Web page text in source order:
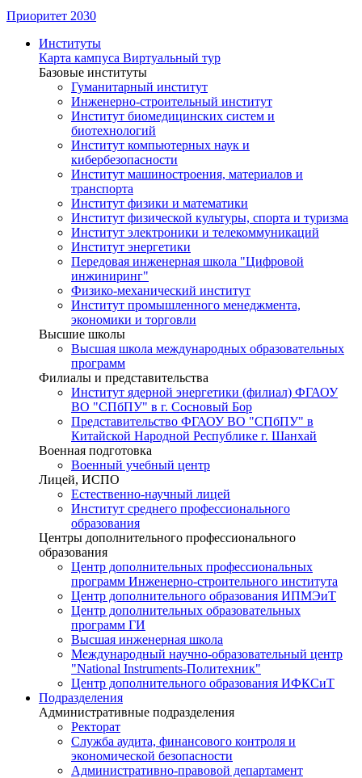
Приоритет 2030
Институты
Карта кампуса Виртуальный тур
Базовые институты
Гуманитарный институт
Инженерно-строительный институт
Институт биомедицинских систем и
биотехнологий
Институт компьютерных наук и
кибербезопасности
Институт машиностроения, материалов и
транспорта
Институт физики и математики
Институт физической культуры, спорта и туризма
Институт электроники и телекоммуникаций
Институт энергетики
Передовая инженерная школа "Цифровой
инжиниринг"
Физико-механический институт
Институт промышленного менеджмента,
экономики и торговли
Высшие школы
Высшая школа международных образовательных
программ
Филиалы и представительства
Институт ядерной энергетики (филиал) ФГАОУ
ВО "СПбПУ" в г. Сосновый Бор
Представительство ФГАОУ ВО "СПбПУ" в
Китайской Народной Республике г. Шанхай
Военная подготовка
Военный учебный центр
Лицей, ИСПО
Естественно-научный лицей
Институт среднего профессионального
образования
Центры дополнительного профессионального
образования
Центр дополнительных профессиональных
программ Инженерно-строительного института
Центр дополнительного образования ИПМЭиТ
Центр дополнительных образовательных
программ ГИ
Высшая инженерная школа
Международный научно-образовательный центр
"National Instruments-Политехник"
Центр дополнительного образования ИФКСиТ
Подразделения
Административные подразделения
Ректорат
Служба аудита, финансового контроля и
экономической безопасности
Административно-правовой департамент